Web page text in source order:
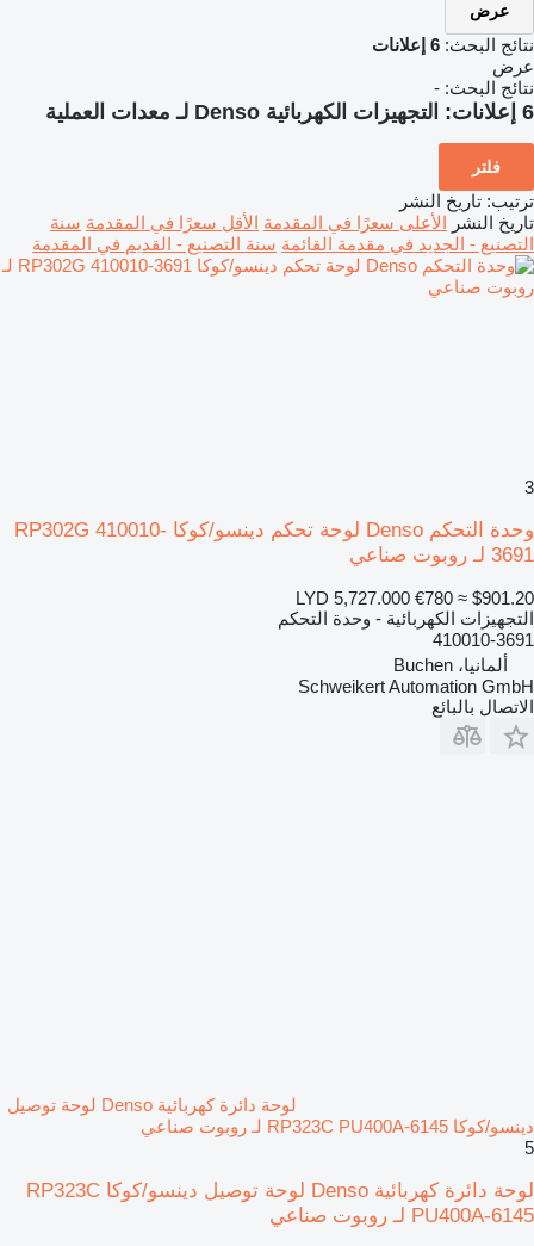
عرض
نتائج البحث: 6 إعلانات
عرض
نتائج البحث: -
6 إعلانات: التجهيزات الكهربائية Denso لـ معدات العملية
فلتر
ترتيب: تاريخ النشر
تاريخ النشر الأعلى سعرًا في المقدمة الأقل سعرًا في المقدمة سنة
التصنيع - الجديد في مقدمة القائمة سنة التصنيع - القديم في المقدمة
3
وحدة التحكم Denso لوحة تحكم دينسو/كوكا RP302G 410010-
3691 لـ روبوت صناعي
LYD 5,727.000 €780 ≈ $901.20
التجهيزات الكهربائية - وحدة التحكم
410010-3691
ألمانيا، Buchen
Schweikert Automation GmbH
الاتصال بالبائع
لوحة دائرة كهربائية Denso لوحة توصيل
دينسو/كوكا RP323C PU400A-6145 لـ روبوت صناعي
5
لوحة دائرة كهربائية Denso لوحة توصيل دينسو/كوكا RP323C
PU400A-6145 لـ روبوت صناعي